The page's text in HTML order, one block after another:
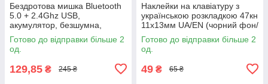
Бездротова мишка Bluetooth
5.0 + 2.4Ghz USB,
акумулятор, безшумна,
чорна
Готово до відправки більше 2
од.
129,85 ₴ 245 ₴
Наклейки на клавіатуру з
українською розкладкою 47кн
11х13мм UA/EN (чорний фон/
сині літери)
Готово до відправки більше 2
од.
49 ₴ 65 ₴